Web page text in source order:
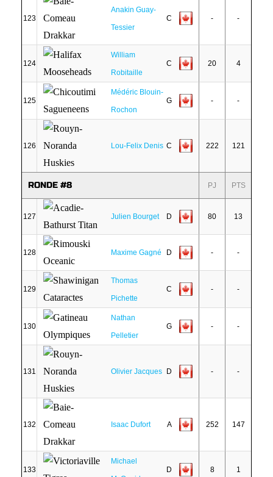
123
Anakin Guay-
Tessier
C - -
124
William
Robitaille
C 20 4
125
Médéric Blouin-
Rochon
G - -
126 Lou-Felix Denis C 222 121
RONDE #8 PJ PTS
127 Julien Bourget D 80 13
128 Maxime Gagné D - -
129
Thomas
Pichette
C - -
130
Nathan
Pelletier
G - -
131 Olivier Jacques D - -
132 Isaac Dufort A 252 147
133
Michael
D 8 1